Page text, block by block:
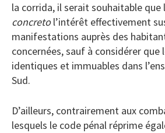
la corrida, il serait souhaitable que
concretol’intérêt effectivement
manifestations auprès des
concernées, sauf à considérer
identiques et immuables dans
Sud.
D’ailleurs, contrairement aux
lesquels le code pénal réprime